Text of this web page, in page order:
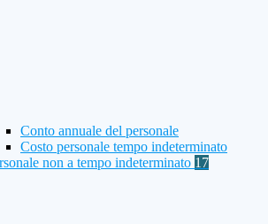
Conto annuale del personale
Costo personale tempo indeterminato
non a tempo indeterminato 17